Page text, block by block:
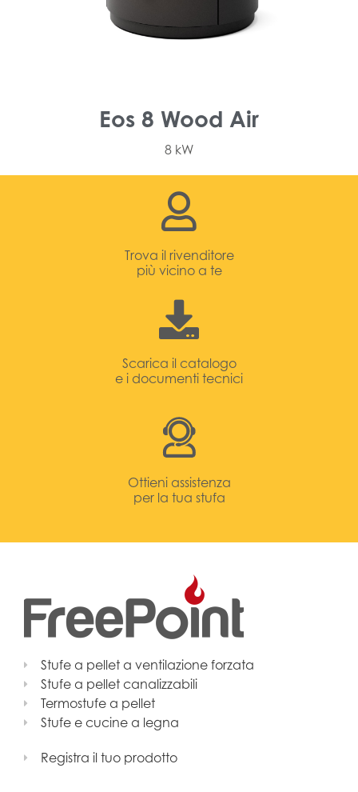
Eos 8 Wood Air
8 kW
Trova il rivenditore
più vicino a te
Scarica il catalogo
e i documenti tecnici
Ottieni assistenza
per la tua stufa
Stufe a pellet a ventilazione forzata
Stufe a pellet canalizzabili
Termostufe a pellet
Stufe e cucine a legna
Registra il tuo prodotto